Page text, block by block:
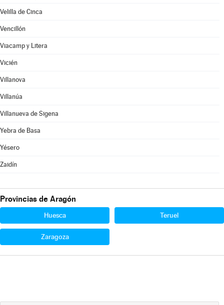
Velilla de Cinca
Vencillón
Viacamp y Litera
Vicién
Villanova
Villanúa
Villanueva de Sigena
Yebra de Basa
Yésero
Zaidín
Provincias de Aragón
Huesca Teruel
Zaragoza